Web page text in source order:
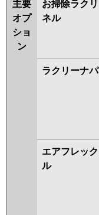
主要
オプ
ショ
ン
お掃除ラク
ネル
ラクリーナ
エアフレッ
ル